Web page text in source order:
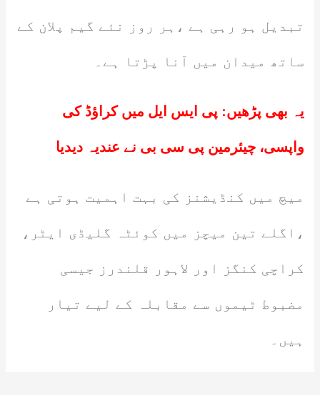
تبدیل ہو رہی ہے ،ہر روز نئے گیم پلان کے
ساتھ میدان میں آنا پڑتا ہے۔
یہ بھی پڑھیں: پی ایس ایل میں کراؤڈ کی
واپسی، چیئرمین پی سی بی نے عندیہ دیدیا
میچ میں کنڈیشنز کی بہت اہمیت ہوتی ہے
،اگلے تین میچز میں کوئٹہ گلیڈی ایٹر،
کراچی کنگز اور لاہور قلندرز جیسی
مضبوط ٹیموں سے مقابلہ کے لیے تیار
ہیں۔